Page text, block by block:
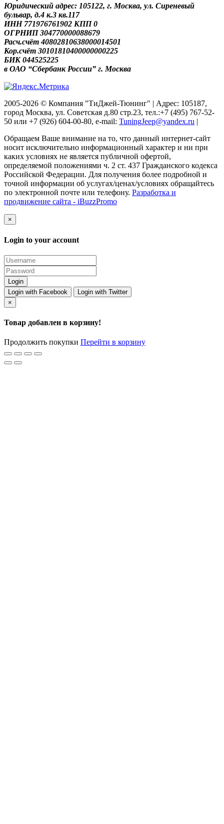
Юридический адрес: 105122, г. Москва, ул. Сиреневый
бульвар, д.4 к.3 кв.117
ИНН 771976761902 КПП 0
ОГРНИП 304770000088679
Расч.счёт 40802810638000014501
Кор.счёт 30101810400000000225
БИК 044525225
в ОАО “Сбербанк России” г. Москва
2005-2026 © Компания "ТиДжей-Тюнинг" | Адрес: 105187,
город Москва, ул. Советская д.80 стр.23, тел.:+7 (495) 767-52-
50 или +7 (926) 604-00-80, e-mail: TuningJeep@yandex.ru |
Обращаем Ваше внимание на то, что данный интернет-сайт
носит исключительно информационный характер и ни при
каких условиях не является публичной офертой,
определяемой положениями ч. 2 ст. 437 Гражданского кодекса
Российской Федерации. Для получения более подробной и
точной информации об услугах/ценах/условиях обращайтесь
по электронной почте или телефону. Разработка и
продвижение сайта - iBuzzPromo
×
Login to your account
Login with Facebook
Login with Twitter
×
Товар добавлен в корзину!
Продолжить покупки Перейти в корзину